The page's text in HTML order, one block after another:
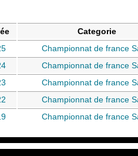
Categorie
Championnat de france
Championnat de france
Championnat de france
Championnat de france
Championnat de france